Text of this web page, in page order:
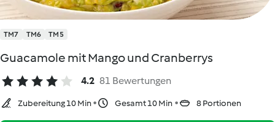
TM7 TM6 TM5
Guacamole mit Mango und Cranberrys
4.2 81 Bewertungen
Zubereitung 10 Min Gesamt 10 Min 8 Portionen